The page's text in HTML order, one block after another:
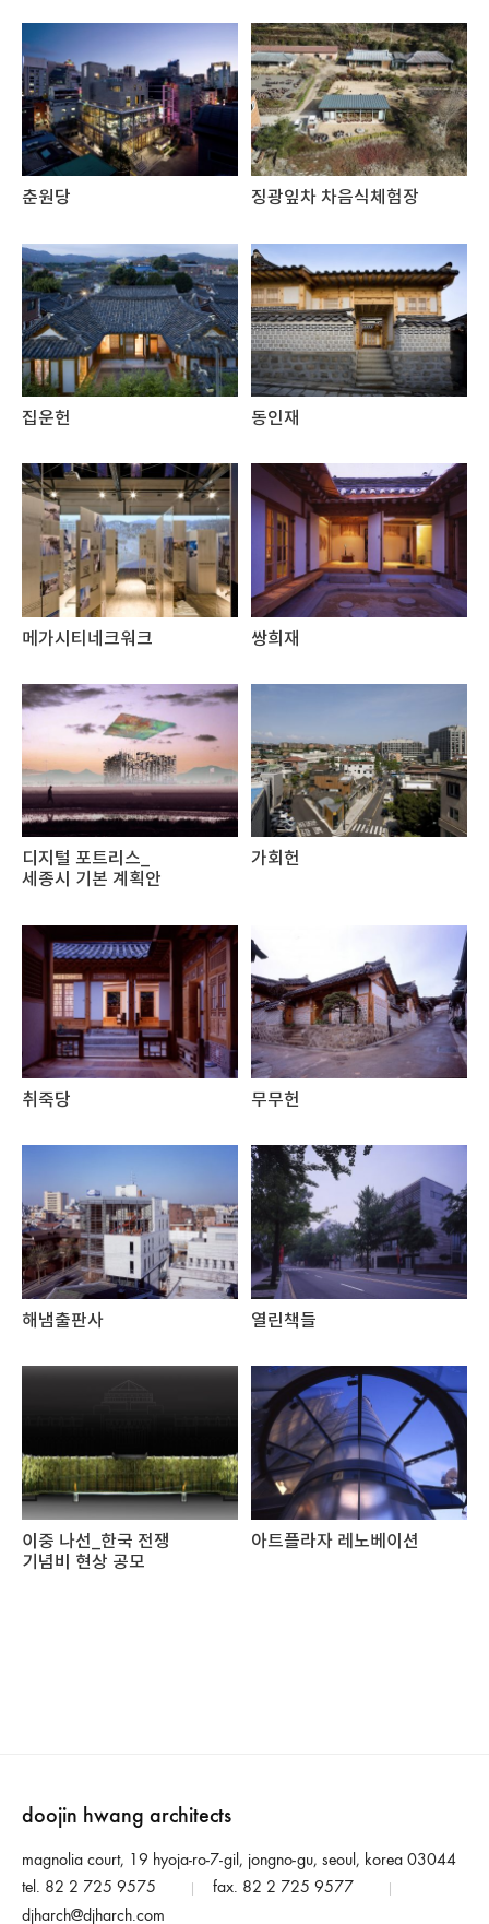
춘원당 징광잎차 차음식체험장
집운헌 동인재
메가시티네크워크 쌍희재
디지털 포트리스_
세종시 기본 계획안
가회헌
취죽당 무무헌
해냄출판사 열린책들
이중 나선_한국 전쟁
기념비 현상 공모
아트플라자 레노베이션
doojin hwang architects
magnolia court, 19 hyoja-ro-7-gil, jongno-gu, seoul, korea 03044
tel. 82 2 725 9575
fax. 82 2 725 9577
djharch@djharch.com